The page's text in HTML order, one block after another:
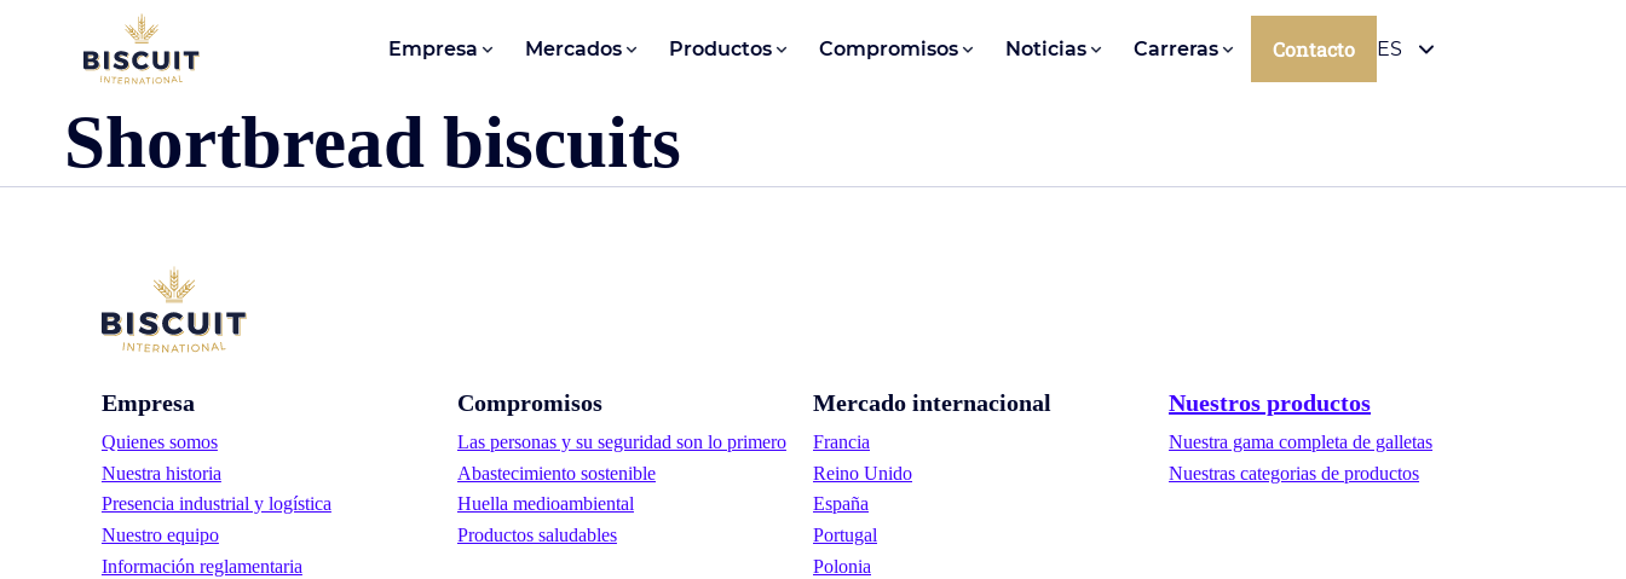
Aller au contenu Empresa Mercados Productos Compromisos Noticias Carreras Contacto ES
Shortbread biscuits
Empresa
Quienes somos
Nuestra historia
Presencia industrial y logística
Nuestro equipo
Información reglamentaria
Compromisos
Las personas y su seguridad son lo primero
Abastecimiento sostenible
Huella medioambiental
Productos saludables
Mercado internacional
Francia
Reino Unido
España
Portugal
Polonia
Nuestros productos
Nuestra gama completa de galletas
Nuestras categorias de productos